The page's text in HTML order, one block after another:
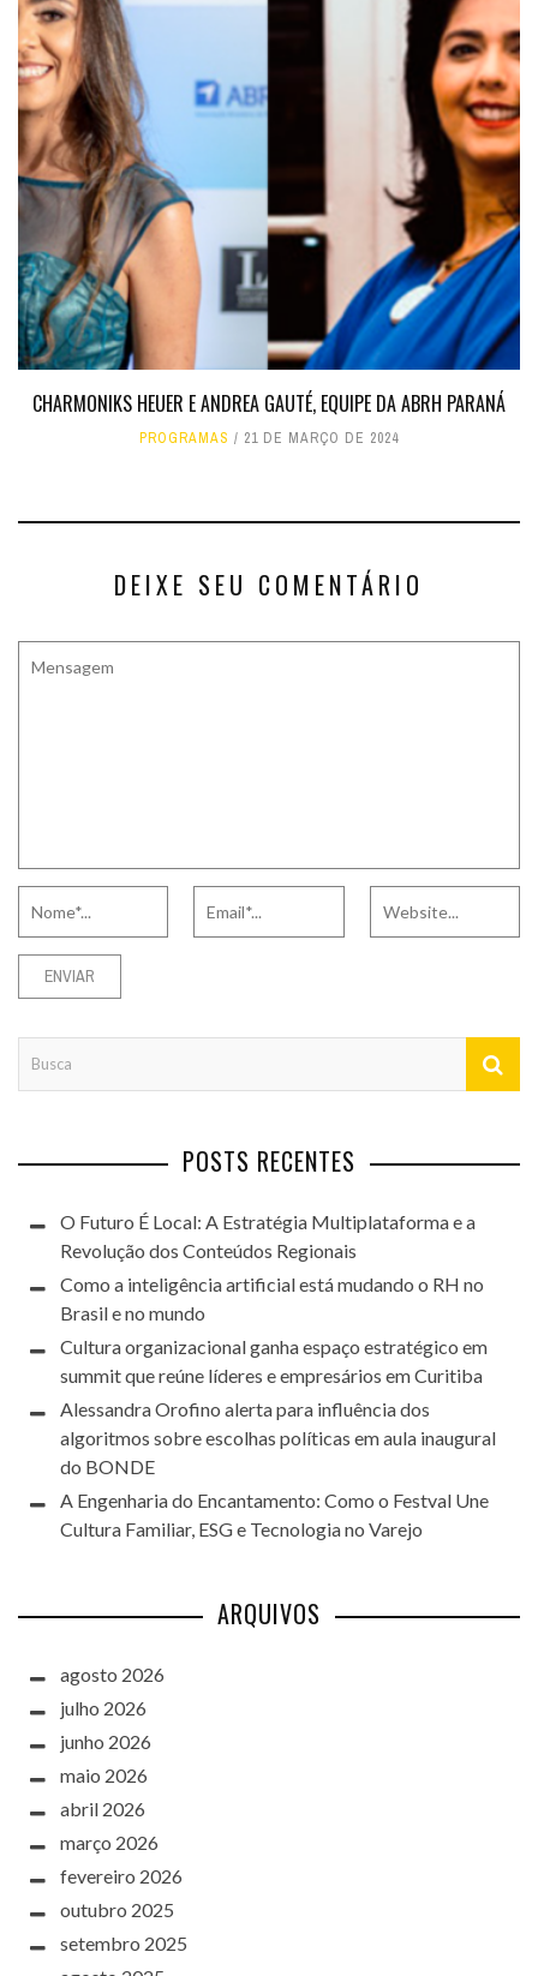
CHARMONIKS HEUER E ANDREA GAUTÉ, EQUIPE DA ABRH PARANÁ
PROGRAMAS 21 DE MARÇO DE 2024
DEIXE SEU COMENTÁRIO
POSTS RECENTES
O Futuro É Local: A Estratégia Multiplataforma e a
Revolução dos Conteúdos Regionais
Como a inteligência artificial está mudando o RH no
Brasil e no mundo
Cultura organizacional ganha espaço estratégico em
summit que reúne líderes e empresários em Curitiba
Alessandra Orofino alerta para influência dos
algoritmos sobre escolhas políticas em aula inaugural
do BONDE
A Engenharia do Encantamento: Como o Festval Une
Cultura Familiar, ESG e Tecnologia no Varejo
ARQUIVOS
agosto 2026
julho 2026
junho 2026
maio 2026
abril 2026
março 2026
fevereiro 2026
outubro 2025
setembro 2025